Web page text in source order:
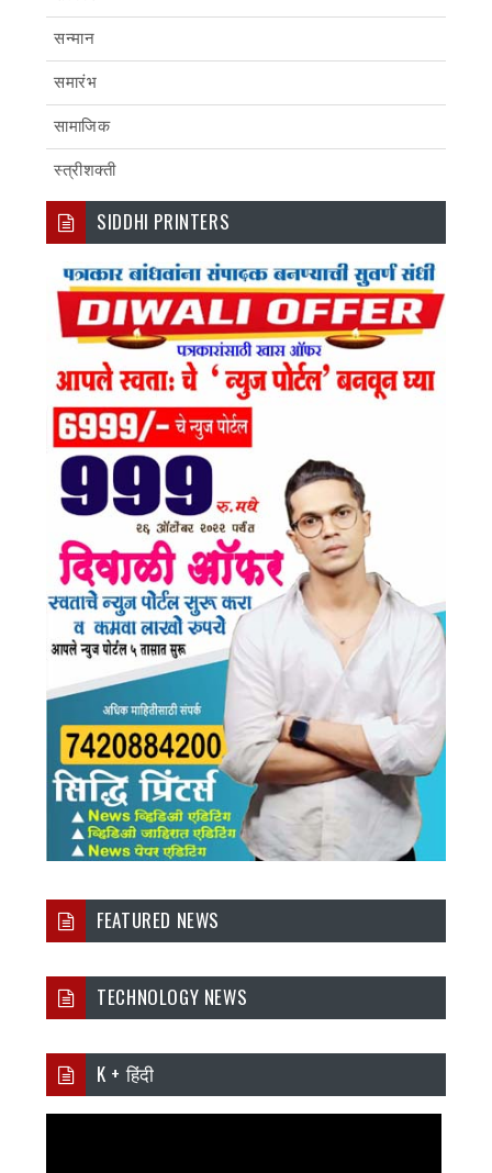
सन्मान
समारंभ
सामाजिक
स्त्रीशक्ती
SIDDHI PRINTERS
FEATURED NEWS
TECHNOLOGY NEWS
K + हिंदी